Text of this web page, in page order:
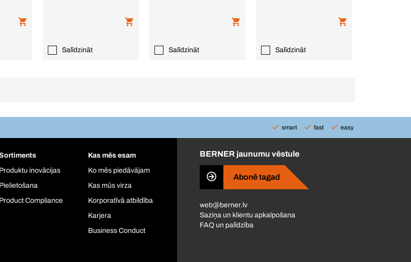
Salīdzināt Salīdzināt Salīdzināt
smart fast easy
Produktu inovācijas
Pielietošana
Product Compliance
Kas mēs esam
Ko mēs piedāvājam
Kas mūs virza
Korporatīvā atbildība
Karjera
Business Conduct
BERNER jaunumu vēstule
Abonē tagad
web@berner.lv
Saziņa un klientu apkalpošana
FAQ un palīdzība